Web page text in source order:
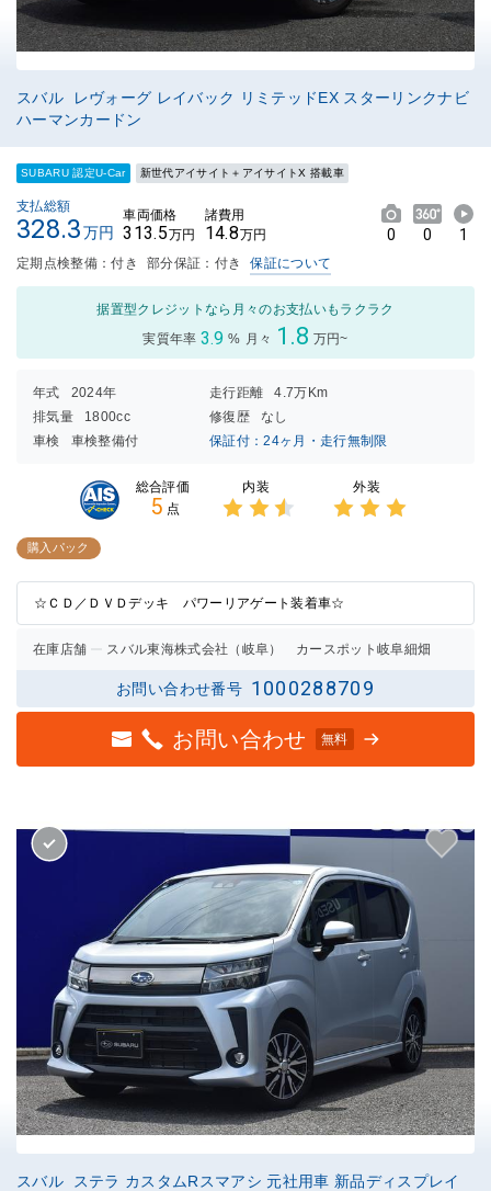
スバル レヴォーグ レイバック リミテッドEX スターリンクナビ
ハーマンカードン
SUBARU 認定U-Car 新世代アイサイト＋アイサイトX 搭載車
支払総額
328.3万円
車両価格
313.5万円
諸費用
14.8万円 0 0 1
定期点検整備：付き 部分保証：付き 保証について
据置型クレジットなら月々のお支払いもラクラク
実質年率 3.9 % 月々 1.8 万円~
年式 2024年 走行距離
4.7万Km
排気量
1800cc 修復歴
なし
車検
車検整備付 保証付：24ヶ月・走行無制限
総合評価
5 点
内装 外装
購入パック
☆ＣＤ／ＤＶＤデッキ パワーリアゲート装着車☆
在庫店舗 スバル東海株式会社（岐阜） カースポット岐阜細畑
お問い合わせ番号 1000288709
お問い合わせ 無料
スバル ステラ カスタムRスマアシ 元社用車 新品ディスプレイ